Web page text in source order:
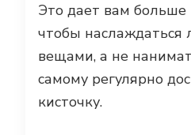
Это дает вам больше
чтобы
вещами, а не
самому регулярно
кисточку.